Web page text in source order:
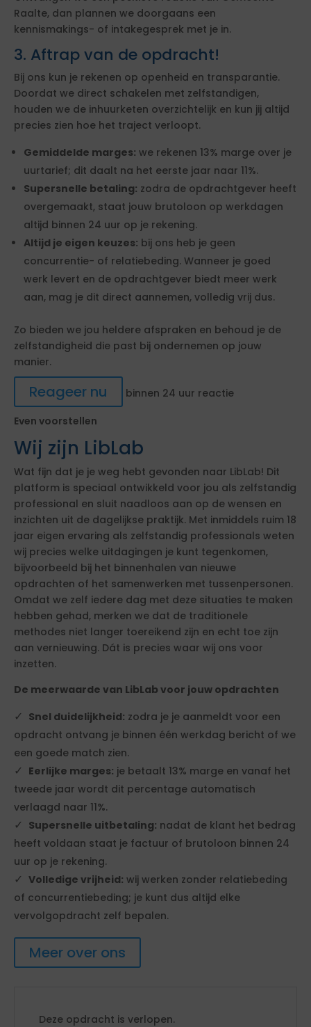
Raalte, dan plannen we doorgaans een
kennismakings- of intakegesprek met je in.
3. Aftrap van de opdracht!
Bij ons kun je rekenen op openheid en transparantie.
Doordat we direct schakelen met zelfstandigen,
houden we de inhuurketen overzichtelijk en kun jij altijd
precies zien hoe het traject verloopt.
Gemiddelde marges: we rekenen 13% marge over je
uurtarief; dit daalt na het eerste jaar naar 11%.
Supersnelle betaling: zodra de opdrachtgever heeft
overgemaakt, staat jouw brutoloon op werkdagen
altijd binnen 24 uur op je rekening.
Altijd je eigen keuzes: bij ons heb je geen
concurrentie- of relatiebeding. Wanneer je goed
werk levert en de opdrachtgever biedt meer werk
aan, mag je dit direct aannemen, volledig vrij dus.
Zo bieden we jou heldere afspraken en behoud je de
zelfstandigheid die past bij ondernemen op jouw
manier.
Reageer nu
binnen 24 uur reactie
Even voorstellen
Wij zijn LibLab
Wat fijn dat je je weg hebt gevonden naar LibLab! Dit
platform is speciaal ontwikkeld voor jou als zelfstandig
professional en sluit naadloos aan op de wensen en
inzichten uit de dagelijkse praktijk. Met inmiddels ruim 18
jaar eigen ervaring als zelfstandig professionals weten
wij precies welke uitdagingen je kunt tegenkomen,
bijvoorbeeld bij het binnenhalen van nieuwe
opdrachten of het samenwerken met tussenpersonen.
Omdat we zelf iedere dag met deze situaties te maken
hebben gehad, merken we dat de traditionele
methodes niet langer toereikend zijn en echt toe zijn
aan vernieuwing. Dát is precies waar wij ons voor
inzetten.
De meerwaarde van LibLab voor jouw opdrachten
Snel duidelijkheid: zodra je je aanmeldt voor een
opdracht ontvang je binnen één werkdag bericht of we
een goede match zien.
Eerlijke marges: je betaalt 13% marge en vanaf het
tweede jaar wordt dit percentage automatisch
verlaagd naar 11%.
Supersnelle uitbetaling: nadat de klant het bedrag
heeft voldaan staat je factuur of brutoloon binnen 24
uur op je rekening.
Volledige vrijheid: wij werken zonder relatiebeding
of concurrentiebeding; je kunt dus altijd elke
vervolgopdracht zelf bepalen.
Meer over ons
Deze opdracht is verlopen.